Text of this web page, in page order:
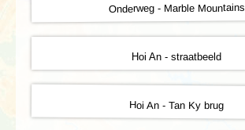
Onderweg - Marble Mountains
Hoi An - straatbeeld
Hoi An - Tan Ky brug